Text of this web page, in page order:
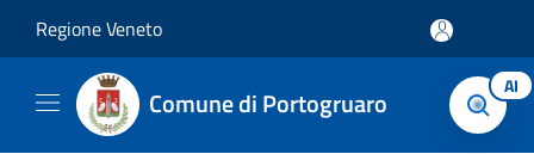
Regione Veneto
Comune di Portogruaro AI